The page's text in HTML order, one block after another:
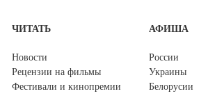
ЧИТАТЬ
Новости
Рецензии на фильмы
Фестивали и кинопремии
АФИША
России
Украины
Белорусии